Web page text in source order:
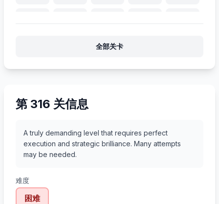
全部关卡
第 316 关信息
A truly demanding level that requires perfect
execution and strategic brilliance. Many attempts
may be needed.
难度
困难